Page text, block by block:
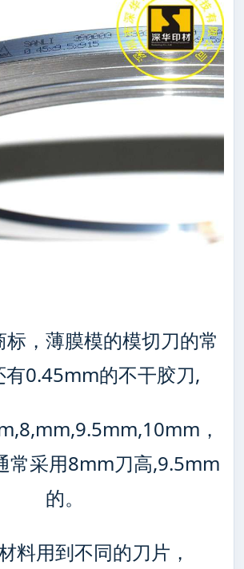
标，薄膜模的模切刀的常
有0.45mm的不干胶刀,
，
常采用8mm刀高,9.5mm
的。
料用到不同的刀片，